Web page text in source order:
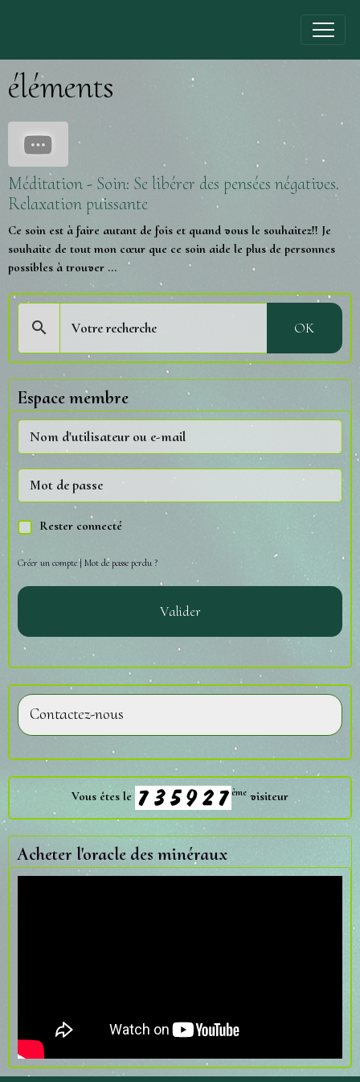
éléments
Méditation - Soin: Se libérer des pensées négatives.
Relaxation puissante
Ce soin est à faire autant de fois et quand vous le souhaitez!! Je
souhaite de tout mon cœur que ce soin aide le plus de personnes
possibles à trouver ...
OK
Espace membre
Rester connecté
Créer un compte| Mot de passe perdu ?
Valider
Contactez-nous
Vous êtes le ème visiteur
Acheter l'oracle des minéraux